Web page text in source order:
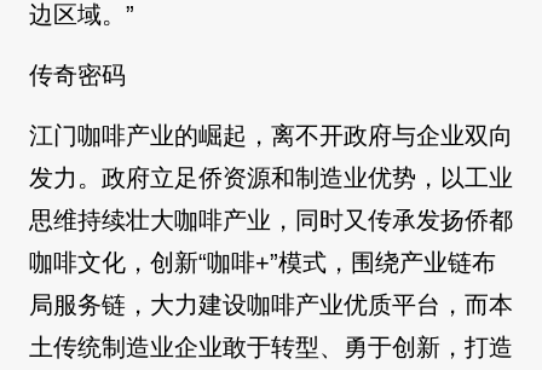
边区域。”
传奇密码
江门咖啡产业的崛起，离不开政府与企业双向
发力。政府立足侨资源和制造业优势，以工业
思维持续壮大咖啡产业，同时又传承发扬侨都
咖啡文化，创新“咖啡+”模式，围绕产业链布
局服务链，大力建设咖啡产业优质平台，而本
土传统制造业企业敢于转型、勇于创新，打造